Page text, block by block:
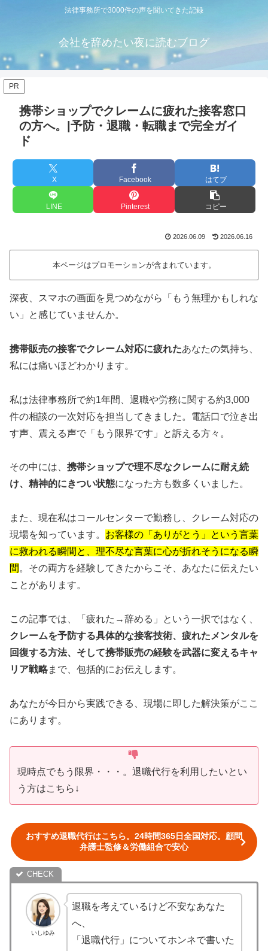
法律事務所で3000件の声を聞いてきた記録
会社を辞めたい夜に読むブログ
PR
携帯ショップでクレームに疲れた接客窓口
の方へ。|予防・退職・転職まで完全ガイ
ド
X Facebook はてブ
LINE Pinterest コピー
2026.06.09 2026.06.16
本ページはプロモーションが含まれています。
深夜、スマホの画面を見つめながら「もう無理かもしれな
い」と感じていませんか。
携帯販売の接客でクレーム対応に疲れたあなたの気持ち、
私には痛いほどわかります。
私は法律事務所で約1年間、退職や労務に関する約3,000
件の相談の一次対応を担当してきました。電話口で泣き出
す声、震える声で「もう限界です」と訴える方々。
その中には、 携帯ショップで理不尽なクレームに耐え続
け、精神的にきつい状態になった方も数多くいました。
また、現在私はコールセンターで勤務し、クレーム対応の
現場を知っています。 お客様の「ありがとう」という言葉
に救われる瞬間と、理不尽な言葉に心が折れそうになる瞬
間 。その両方を経験してきたからこそ、あなたに伝えたい
ことがあります。
この記事では、「疲れた→辞める」という一択ではなく、
クレームを予防する具体的な接客技術、疲れたメンタルを
回復する方法、そして携帯販売の経験を武器に変えるキャ
リア戦略まで、包括的にお伝えします。
あなたが今日から実践できる、現場に即した解決策がここ
にあります。
現時点でもう限界・・・。退職代行を利用したいとい
う方はこちら↓
おすすめ退職代行はこちら。24時間365日全国対応。顧問
弁護士監修＆労働組合で安心
いしゆみ
退職を考えているけど不安なあなた
へ、
「退職代行」についてホンネで書いた